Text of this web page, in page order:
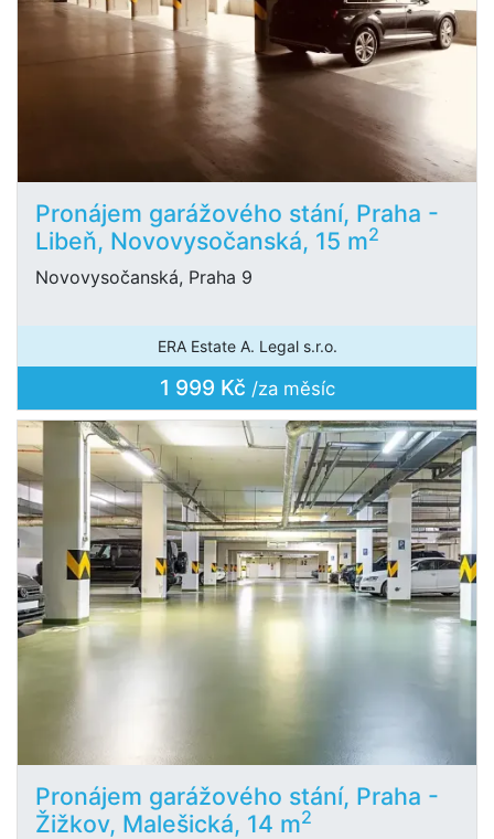
Pronájem garážového stání, Praha -
Libeň, Novovysočanská, 15 m2
Novovysočanská, Praha 9
ERA Estate A. Legal s.r.o.
1 999 Kč /za měsíc
Pronájem garážového stání, Praha -
Žižkov, Malešická, 14 m2